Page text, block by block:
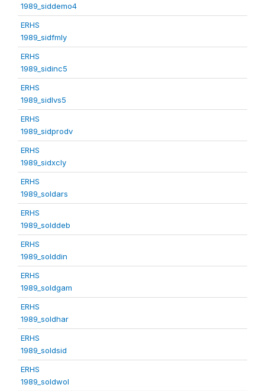
1989_siddemo4
ERHS
1989_sidfmly
ERHS
1989_sidinc5
ERHS
1989_sidlvs5
ERHS
1989_sidprodv
ERHS
1989_sidxcly
ERHS
1989_soldars
ERHS
1989_solddeb
ERHS
1989_solddin
ERHS
1989_soldgam
ERHS
1989_soldhar
ERHS
1989_soldsid
ERHS
1989_soldwol